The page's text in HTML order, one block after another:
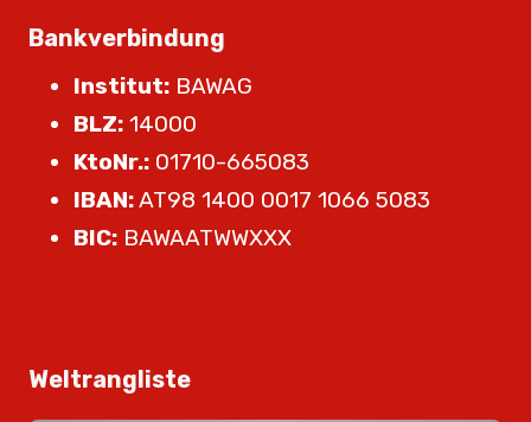
Bankverbindung
Institut: BAWAG
BLZ: 14000
KtoNr.: 01710-665083
IBAN:AT98 1400 0017 1066 5083
BIC: BAWAATWWXXX
Weltrangliste